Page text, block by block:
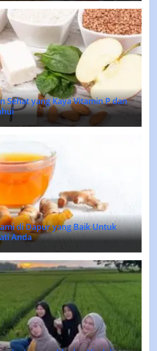
Sehat yang Kaya Vitamin P dan
di Dapur yang Baik Untuk
Anda